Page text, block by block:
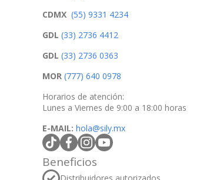
CDMX (55) 9331 4234
GDL (33) 2736 4412
GDL (33) 2736 0363
MOR (777) 640 0978
Horarios de atención:
Lunes a Viernes de 9:00 a 18:00 horas
E-MAIL: hola@sily.mx
tiktokcom/@silymx
facebookcom/silymx
instagramcom/silymx
youtubecom/@silymx
wame/525584218080
Beneficios